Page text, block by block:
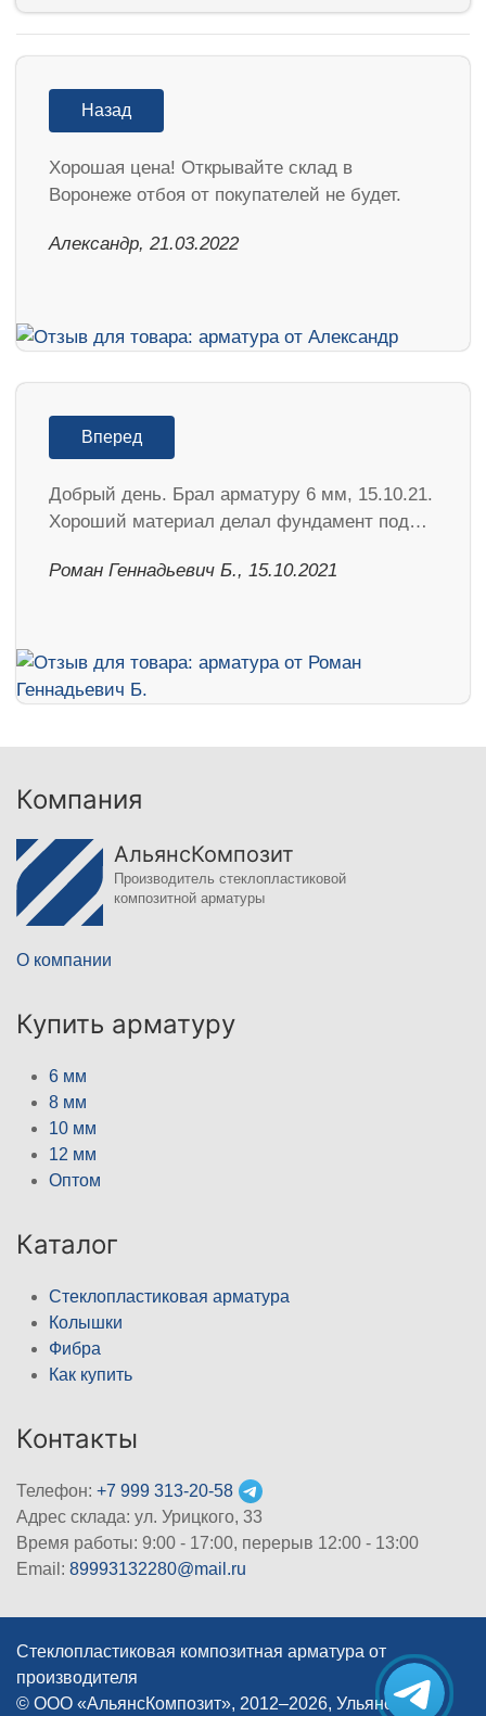
Назад
Хорошая цена! Открывайте склад в
Воронеже отбоя от покупателей не будет.
Александр, 21.03.2022
Вперед
Добрый день. Брал арматуру 6 мм, 15.10.21.
Хороший материал делал фундамент под…
Роман Геннадьевич Б., 15.10.2021
Компания
АльянсКомпозит
Производитель стеклопластиковой
композитной арматуры
О компании
Купить арматуру
6 мм
8 мм
10 мм
12 мм
Оптом
Каталог
Стеклопластиковая арматура
Колышки
Фибра
Как купить
Контакты
Телефон: +7 999 313-20-58
Адрес склада: ул. Урицкого, 33
Время работы: 9:00 - 17:00, перерыв 12:00 - 13:00
Email: 89993132280@mail.ru
Стеклопластиковая композитная арматура от
производителя
© ООО «АльянсКомпозит», 2012–2026, Ульяновск